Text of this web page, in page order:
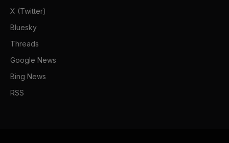
X (Twitter)
Bluesky
Threads
Google News
Bing News
RSS